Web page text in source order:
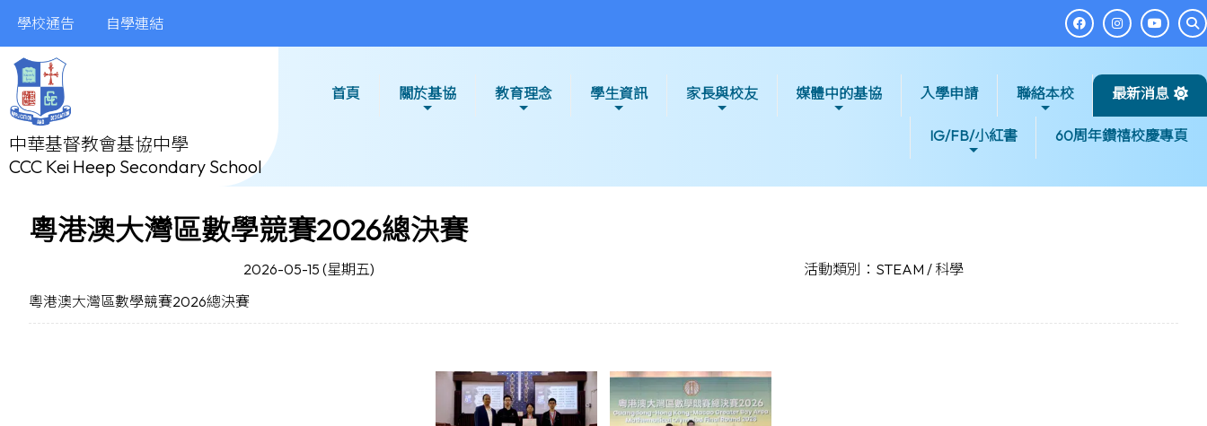
學校通告 自學連結
中華基督教會基協中學
CCC Kei Heep Secondary School
首頁 關於基協 教育理念 學生資訊 家長與校友 媒體中的基協 入學申請 聯絡本校 最新消息
IG/FB/小紅書 60周年鑽禧校慶專頁
粵港澳大灣區數學競賽2026總決賽
2026-05-15 (星期五)
活動類別：STEAM / 科學
粵港澳大灣區數學競賽2026總決賽